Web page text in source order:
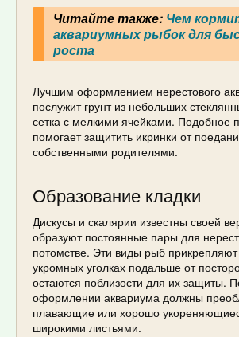
Читайте также: Чем
аквариумных рыбок для
роста
Лучшим оформлением нерестового
послужит грунт из небольших
сетка с мелкими ячейками. Подобное
помогает защитить икринки от
собственными родителями.
Образование кладки
Дискусы и скалярии известны своей
образуют постоянные пары для
потомстве. Эти виды рыб прикрепляют
укромных уголках подальше от
остаются поблизости для их защиты.
оформлении аквариума должны
плавающие или хорошо
широкими листьями.